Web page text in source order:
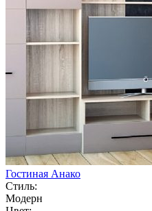
Гостиная Анако
Стиль:
Модерн